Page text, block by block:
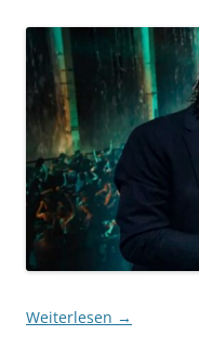
Weiterlesen →